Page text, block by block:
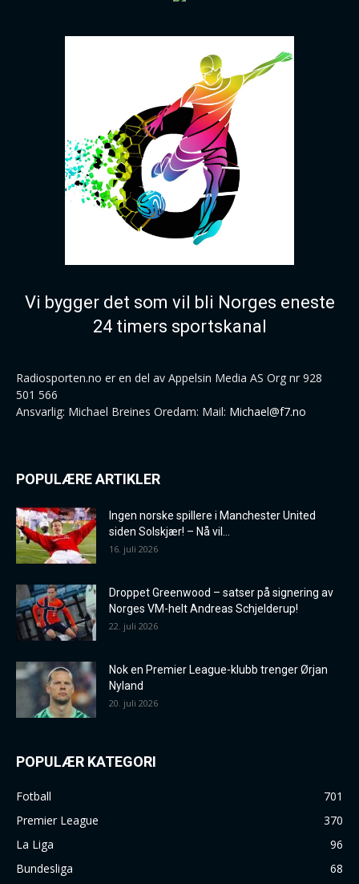
Vi bygger det som vil bli Norges eneste
24 timers sportskanal
Radiosporten.no er en del av Appelsin Media AS Org nr 928
501 566
Ansvarlig: Michael Breines Oredam: Mail: Michael@f7.no
POPULÆRE ARTIKLER
Ingen norske spillere i Manchester United
siden Solskjær! – Nå vil...
16. juli 2026
Droppet Greenwood – satser på signering av
Norges VM-helt Andreas Schjelderup!
22. juli 2026
Nok en Premier League-klubb trenger Ørjan
Nyland
20. juli 2026
POPULÆR KATEGORI
Fotball
701
Premier League
370
La Liga
96
Bundesliga
68